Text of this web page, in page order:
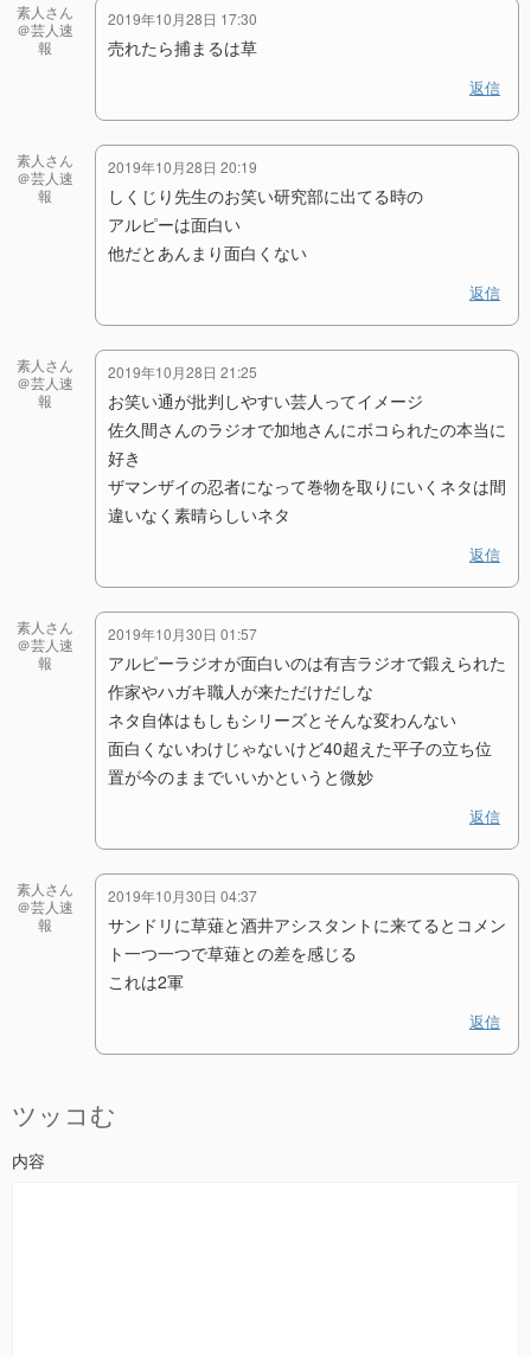
素人さん
＠芸人速
報
2019年10月28日 17:30
売れたら捕まるは草
返信
素人さん
＠芸人速
報
2019年10月28日 20:19
しくじり先生のお笑い研究部に出てる時の
アルピーは面白い
他だとあんまり面白くない
返信
素人さん
＠芸人速
報
2019年10月28日 21:25
お笑い通が批判しやすい芸人ってイメージ
佐久間さんのラジオで加地さんにボコられたの本当に
好き
ザマンザイの忍者になって巻物を取りにいくネタは間
違いなく素晴らしいネタ
返信
素人さん
＠芸人速
報
2019年10月30日 01:57
アルピーラジオが面白いのは有吉ラジオで鍛えられた
作家やハガキ職人が来ただけだしな
ネタ自体はもしもシリーズとそんな変わんない
面白くないわけじゃないけど40超えた平子の立ち位
置が今のままでいいかというと微妙
返信
素人さん
＠芸人速
報
2019年10月30日 04:37
サンドリに草薙と酒井アシスタントに来てるとコメン
ト一つ一つで草薙との差を感じる
これは2軍
返信
ツッコむ